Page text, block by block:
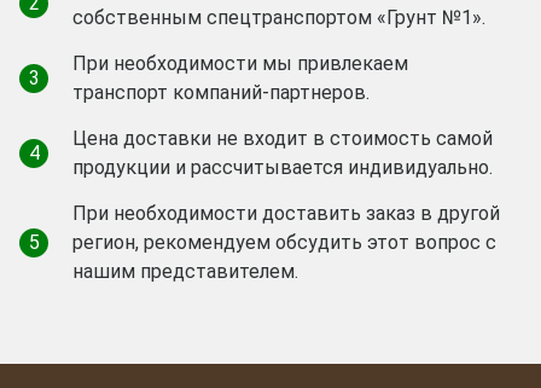
собственным спецтранспортом «Грунт №1».
3
При необходимости мы привлекаем
транспорт компаний-партнеров.
4
Цена доставки не входит в стоимость самой
продукции и рассчитывается индивидуально.
5
При необходимости доставить заказ в другой
регион, рекомендуем обсудить этот вопрос с
нашим представителем.